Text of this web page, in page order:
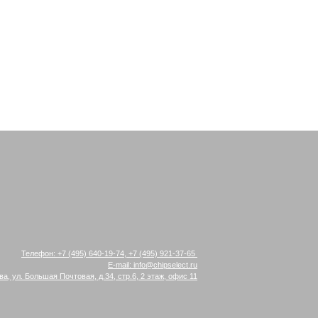
Телефон: +7 (495) 640-19-74 +7 (495) 921-37-65
E-mail: info@chipselect.ru
ул. Большая Почтовая, д.34, стр.6, 2 этаж, офис 11